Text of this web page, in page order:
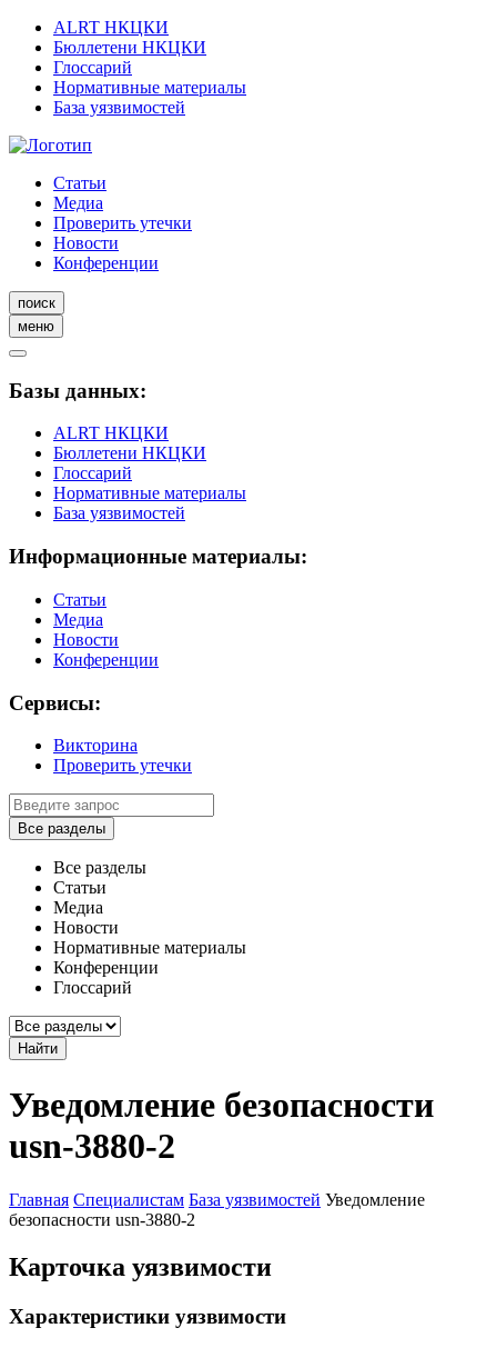
ALRT НКЦКИ
Бюллетени НКЦКИ
Глоссарий
Нормативные материалы
База уязвимостей
Статьи
Медиа
Проверить утечки
Новости
Конференции
поиск
меню
Базы данных:
ALRT НКЦКИ
Бюллетени НКЦКИ
Глоссарий
Нормативные материалы
База уязвимостей
Информационные материалы:
Статьи
Медиа
Новости
Конференции
Сервисы:
Викторина
Проверить утечки
Все разделы
Все разделы
Статьи
Медиа
Новости
Нормативные материалы
Конференции
Глоссарий
Найти
Уведомление безопасности
usn-3880-2
Главная Специалистам База уязвимостей Уведомление
безопасности usn-3880-2
Карточка уязвимости
Характеристики уязвимости